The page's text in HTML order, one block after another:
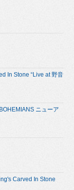
In Stone “Live at 野音
ニューア
Carved In Stone